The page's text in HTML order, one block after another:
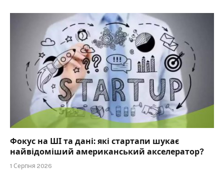
Фокус на ШІ та дані: які стартапи шукає
найвідоміший американський акселератор?
1 Серпня 2026